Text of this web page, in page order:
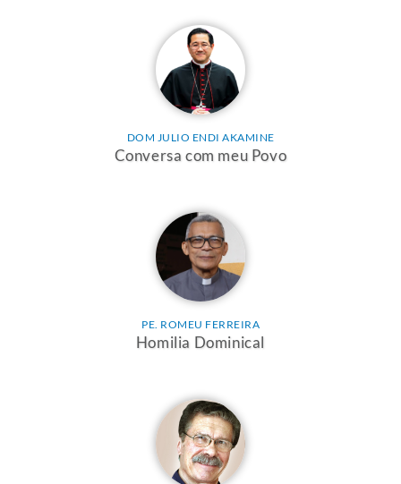
DOM JULIO ENDI AKAMINE
Conversa com meu Povo
PE. ROMEU FERREIRA
Homilia Dominical